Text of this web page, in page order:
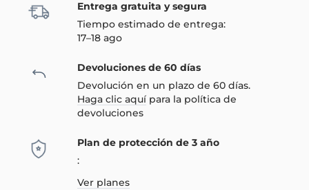
Entrega gratuita y segura
Tiempo estimado de entrega:
17–18 ago
Devoluciones de 60 días
Devolución en un plazo de 60 días.
Haga clic aquí para la política de
devoluciones
Plan de protección de 3 año
:
Ver planes